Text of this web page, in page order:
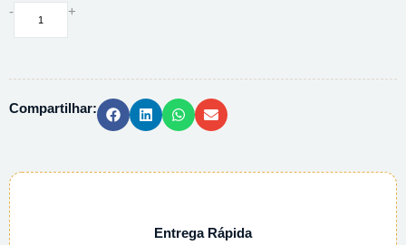
-
NITRATO
-
+
Compartilhar:
Entrega Rápida